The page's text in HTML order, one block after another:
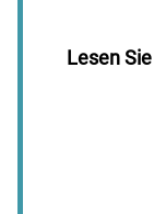
Lesen